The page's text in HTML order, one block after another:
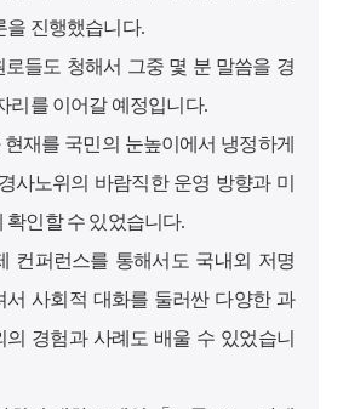
을 진행했습니다.
로들도 청해서 그중 몇 분 말씀을 경
리를 이어갈 예정입니다.
재를 국민의 눈높이에서 냉정하게
사노위의 바람직한 운영 방향과 미
확인할 수 있었습니다.
컨퍼런스를 통해서도 국내외 저명
서 사회적 대화를 둘러싼 다양한 과
경험과 사례도 배울 수 있었습니